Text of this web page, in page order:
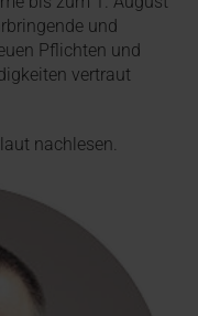
und
Pflichten und
vertraut
nachlesen.